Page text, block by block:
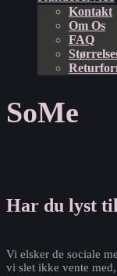
Kontakt
Om Os
FAQ
SoMe
Har du lyst
Vi elsker de sociale
vi slet ikke vente